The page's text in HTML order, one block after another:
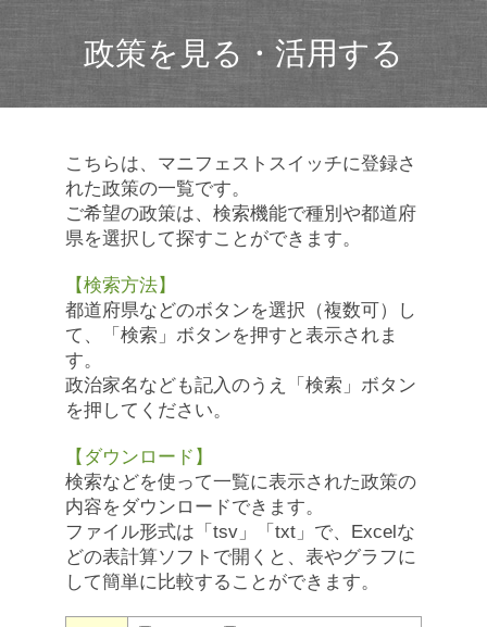
政策を見る・活用する
こちらは、マニフェストスイッチに登録さ
れた政策の一覧です。
ご希望の政策は、検索機能で種別や都道府
県を選択して探すことができます。
【検索方法】
都道府県などのボタンを選択（複数可）し
て、「検索」ボタンを押すと表示されま
す。
政治家名なども記入のうえ「検索」ボタン
を押してください。
【ダウンロード】
検索などを使って一覧に表示された政策の
内容をダウンロードできます。
ファイル形式は「tsv」「txt」で、Excelな
どの表計算ソフトで開くと、表やグラフに
して簡単に比較することができます。